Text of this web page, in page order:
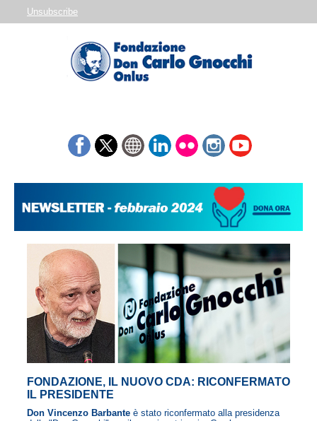
Unsubscribe
FONDAZIONE, IL NUOVO CDA: RICONFERMATO
IL PRESIDENTE
Don Vincenzo Barbante è stato riconfermato alla presidenza